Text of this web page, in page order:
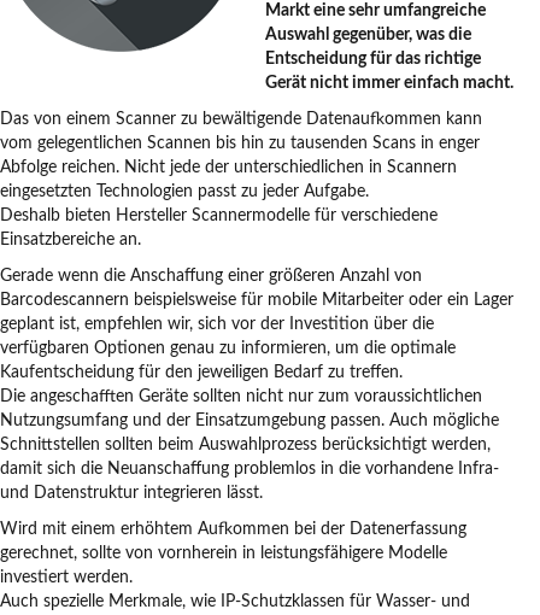
Markt eine sehr umfangreiche
Auswahl gegenüber, was die
Entscheidung für das richtige
Gerät nicht immer einfach macht.
Das von einem Scanner zu bewältigende Datenaufkommen kann
vom gelegentlichen Scannen bis hin zu tausenden Scans in enger
Abfolge reichen. Nicht jede der unterschiedlichen in Scannern
eingesetzten Technologien passt zu jeder Aufgabe.
Deshalb bieten Hersteller Scannermodelle für verschiedene
Einsatzbereiche an.
Gerade wenn die Anschaffung einer größeren Anzahl von
Barcodescannern beispielsweise für mobile Mitarbeiter oder ein Lager
geplant ist, empfehlen wir, sich vor der Investition über die
verfügbaren Optionen genau zu informieren, um die optimale
Kaufentscheidung für den jeweiligen Bedarf zu treffen.
Die angeschafften Geräte sollten nicht nur zum voraussichtlichen
Nutzungsumfang und der Einsatzumgebung passen. Auch mögliche
Schnittstellen sollten beim Auswahlprozess berücksichtigt werden,
damit sich die Neuanschaffung problemlos in die vorhandene Infra-
und Datenstruktur integrieren lässt.
Wird mit einem erhöhtem Aufkommen bei der Datenerfassung
gerechnet, sollte von vornherein in leistungsfähigere Modelle
investiert werden.
Auch spezielle Merkmale, wie IP-Schutzklassen für Wasser- und